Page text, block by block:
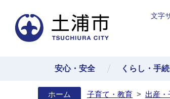
文字
安心・安全 くらし・手
ホーム 子育て・教育 > 出産・